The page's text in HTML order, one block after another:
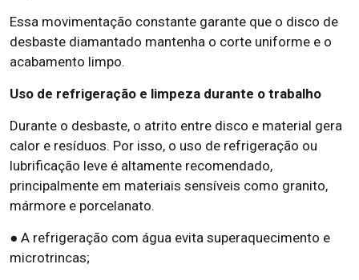
Essa movimentação constante garante que o disco de
desbaste diamantado mantenha o corte uniforme e o
acabamento limpo.
Uso de refrigeração e limpeza durante o trabalho
Durante o desbaste, o atrito entre disco e material gera
calor e resíduos. Por isso, o uso de refrigeração ou
lubrificação leve é altamente recomendado,
principalmente em materiais sensíveis como granito,
mármore e porcelanato.
● A refrigeração com água evita superaquecimento e
microtrincas;